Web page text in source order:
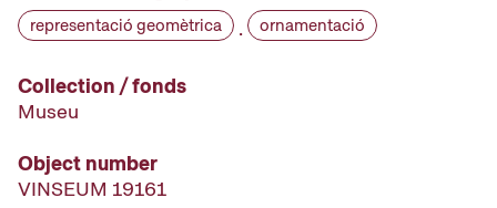
representació geomètrica · ornamentació
Collection / fonds
Museu
Object number
VINSEUM 19161